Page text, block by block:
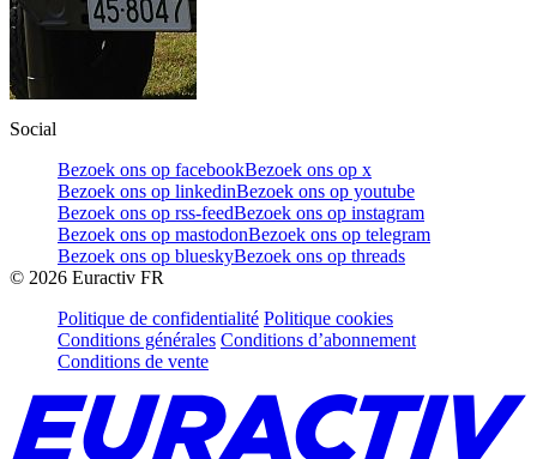
Social
Bezoek ons op facebookBezoek ons op x
Bezoek ons op linkedinBezoek ons op youtube
Bezoek ons op rss-feedBezoek ons op instagram
Bezoek ons op mastodonBezoek ons op telegram
Bezoek ons op blueskyBezoek ons op threads
© 2026 Euractiv FR
Politique de confidentialité Politique cookies
Conditions générales Conditions d’abonnement
Conditions de vente